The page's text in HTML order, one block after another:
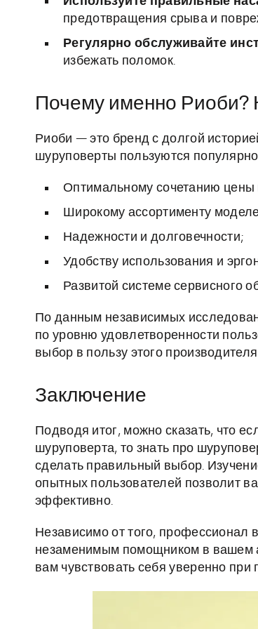
предотвращения срыва и
Регулярно обслуживайте
избежать поломок.
Почему именно Риоби?
Риоби — это бренд с долгой
шуруповерты пользуются
Оптимальному сочетанию цены
Широкому ассортименту
Надежности и долговечности;
Удобству использования и
Развитой системе сервисного
По данным независимых
по уровню удовлетворенности
выбор в пользу этого
Заключение
Подводя итог, можно сказать, что
шуруповерта, то знать про
сделать правильный выбор.
опытных пользователей позволит
эффективно.
Независимо от того, профессионал
незаменимым помощником в вашем
вам чувствовать себя уверенно при